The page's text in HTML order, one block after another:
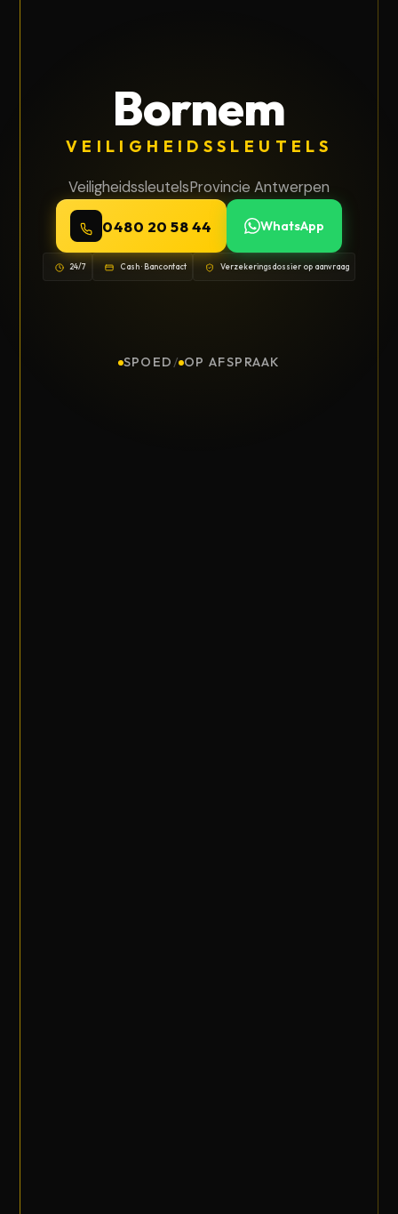
Bornem
VEILIGHEIDSSLEUTELS
VeiligheidssleutelsProvincie Antwerpen
0480 20 58 44 WhatsApp
24/7 Cash · Bancontact Verzekeringsdossier op aanvraag
SPOED / OP AFSPRAAK